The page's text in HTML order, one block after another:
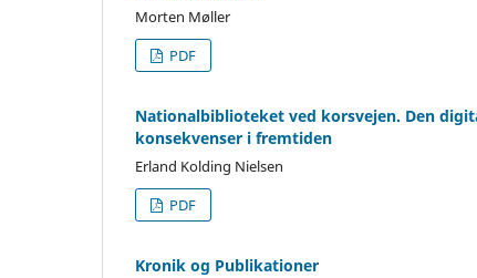
Morten Møller
PDF
Nationalbiblioteket ved korsvejen. Den
konsekvenser i fremtiden
Erland Kolding Nielsen
PDF
Kronik og Publikationer